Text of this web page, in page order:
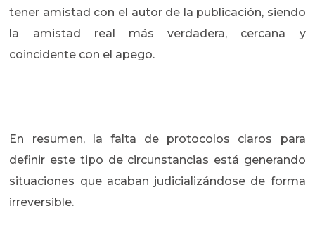
tener amistad con el autor de la publicación, siendo
la amistad real más verdadera, cercana y
coincidente con el apego.
En resumen, la falta de protocolos claros para
definir este tipo de circunstancias está generando
situaciones que acaban judicializándose de forma
irreversible.